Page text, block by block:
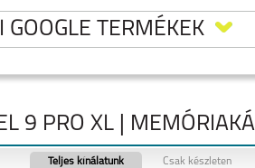
GOOGLE TERMÉKEK
9 PRO XL |
Teljes kínálatunk Csak készleten